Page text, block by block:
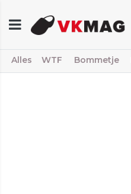
Alles WTF Bommetje